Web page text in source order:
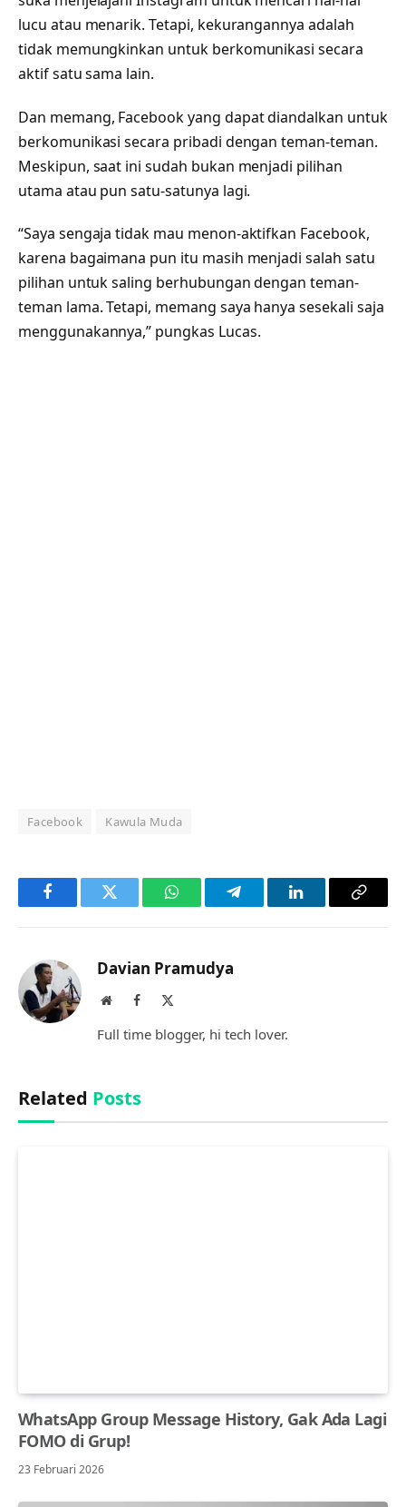
lucu atau menarik. Tetapi, kekurangannya adalah
tidak memungkinkan untuk berkomunikasi secara
aktif satu sama lain.
Dan memang, Facebook yang dapat diandalkan untuk
berkomunikasi secara pribadi dengan teman-teman.
Meskipun, saat ini sudah bukan menjadi pilihan
utama atau pun satu-satunya lagi.
“Saya sengaja tidak mau menon-aktifkan Facebook,
karena bagaimana pun itu masih menjadi salah satu
pilihan untuk saling berhubungan dengan teman-
teman lama. Tetapi, memang saya hanya sesekali saja
menggunakannya,” pungkas Lucas.
Facebook Kawula Muda
FacebookTwitter WhatsAppTelegramLinkedInCopy
Davian Pramudya
WebsiteFacebook
Full time blogger, hi tech lover.
Related Posts
WhatsApp Group Message History, Gak Ada Lagi
FOMO di Grup!
23 Februari 2026